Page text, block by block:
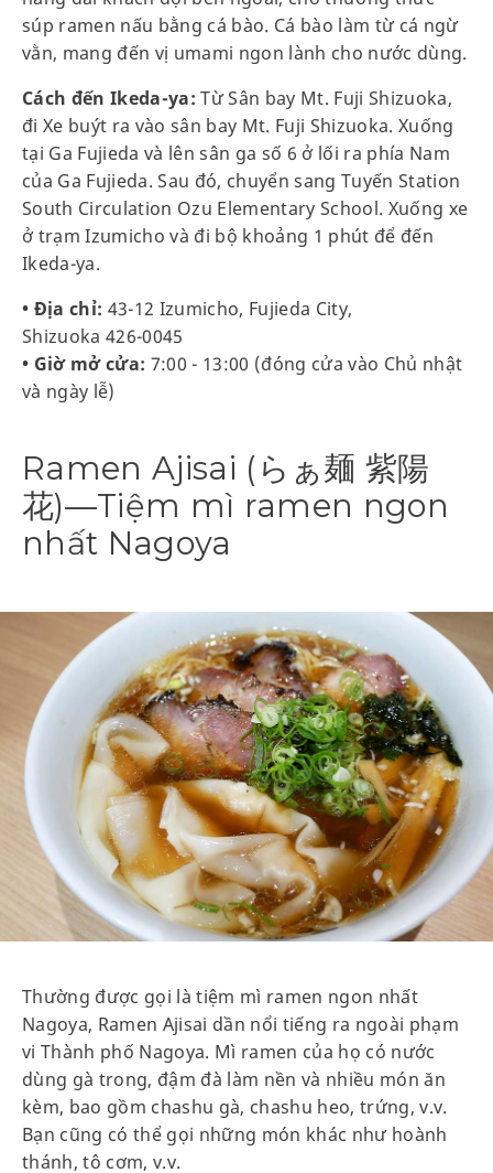
súp ramen nấu bằng cá bào. Cá bào làm từ cá ngừ
vằn, mang đến vị umami ngon lành cho nước dùng.
Cách đến Ikeda-ya: Từ Sân bay Mt. Fuji Shizuoka,
đi Xe buýt ra vào sân bay Mt. Fuji Shizuoka. Xuống
tại Ga Fujieda và lên sân ga số 6 ở lối ra phía Nam
của Ga Fujieda. Sau đó, chuyển sang Tuyến Station
South Circulation Ozu Elementary School. Xuống xe
ở trạm Izumicho và đi bộ khoảng 1 phút để đến
Ikeda-ya.
• Địa chỉ: 43-12 Izumicho, Fujieda City,
Shizuoka 426-0045
• Giờ mở cửa: 7:00 - 13:00 (đóng cửa vào Chủ nhật
và ngày lễ)
Ramen Ajisai (らぁ麺 紫陽
花)—Tiệm mì ramen ngon
nhất Nagoya
Thường được gọi là tiệm mì ramen ngon nhất
Nagoya, Ramen Ajisai dần nổi tiếng ra ngoài phạm
vi Thành phố Nagoya. Mì ramen của họ có nước
dùng gà trong, đậm đà làm nền và nhiều món ăn
kèm, bao gồm chashu gà, chashu heo, trứng, v.v.
Bạn cũng có thể gọi những món khác như hoành
thánh, tô cơm, v.v.